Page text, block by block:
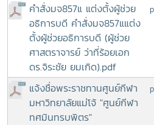
คำสั่งมจ857แ แต่งตั้งผู้ช่วย
อธิการบดี คำสั่งมจ857แแต่ง
ตั้งผู้ช่วยอธิการบดี (ผู้ช่วย
ศาสตราจารย์ ว่าที่ร้อยเอก
ดร.จิระชัย ยมเกิด).pdf
แจ้งชื่อพระราชทานศูนย์กีฬา
มหาวิทยาลัยแม่โจ้ "ศูนย์กีฬา
ทศมินทรบพิตร"